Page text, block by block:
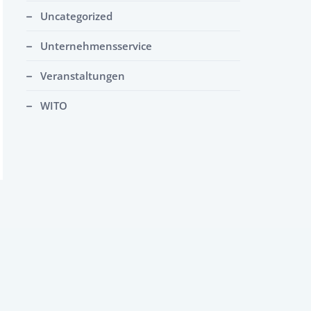
Uncategorized
Unternehmensservice
Veranstaltungen
WITO